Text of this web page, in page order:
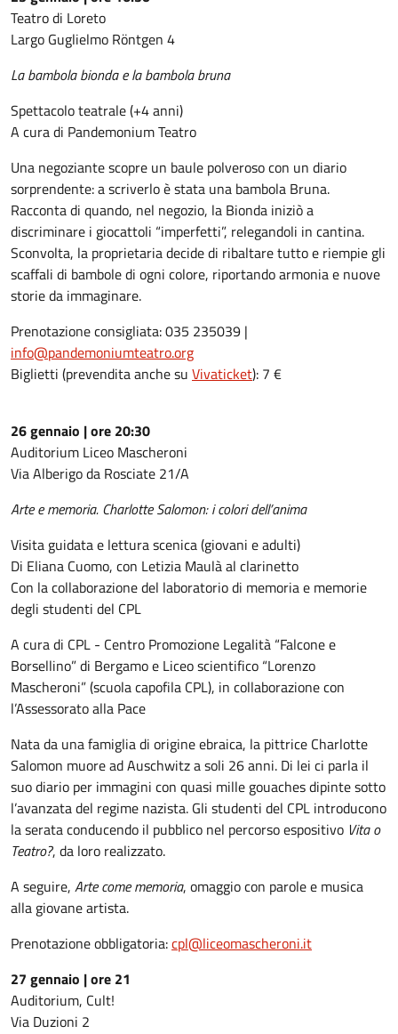
Teatro di Loreto
Largo Guglielmo Röntgen 4
La bambola bionda e la bambola bruna
Spettacolo teatrale (+4 anni)
A cura di Pandemonium Teatro
Una negoziante scopre un baule polveroso con un diario
sorprendente: a scriverlo è stata una bambola Bruna.
Racconta di quando, nel negozio, la Bionda iniziò a
discriminare i giocattoli “imperfetti”, relegandoli in cantina.
Sconvolta, la proprietaria decide di ribaltare tutto e riempie gli
scaffali di bambole di ogni colore, riportando armonia e nuove
storie da immaginare.
Prenotazione consigliata: 035 235039 |
info@pandemoniumteatro.org
Biglietti (prevendita anche su Vivaticket): 7 €
26 gennaio | ore 20:30
Auditorium Liceo Mascheroni
Via Alberigo da Rosciate 21/A
Arte e memoria. Charlotte Salomon: i colori dell’anima
Visita guidata e lettura scenica (giovani e adulti)
Di Eliana Cuomo, con Letizia Maulà al clarinetto
Con la collaborazione del laboratorio di memoria e memorie
degli studenti del CPL
A cura di CPL - Centro Promozione Legalità “Falcone e
Borsellino” di Bergamo e Liceo scientifico “Lorenzo
Mascheroni” (scuola capofila CPL), in collaborazione con
l’Assessorato alla Pace
Nata da una famiglia di origine ebraica, la pittrice Charlotte
Salomon muore ad Auschwitz a soli 26 anni. Di lei ci parla il
suo diario per immagini con quasi mille gouaches dipinte sotto
l’avanzata del regime nazista. Gli studenti del CPL introducono
la serata conducendo il pubblico nel percorso espositivo Vita o
Teatro?, da loro realizzato.
A seguire, Arte come memoria, omaggio con parole e musica
alla giovane artista.
Prenotazione obbligatoria:cpl@liceomascheroni.it
27 gennaio | ore 21
Auditorium, Cult!
Via Duzioni 2